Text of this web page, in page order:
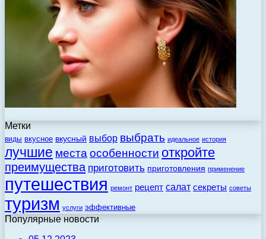
Метки
виды вкусное вкусный выбор выбрать идеальное история
лучшие места особенности откройте
преимущества приготовить приготовления применение
путешествия ремонт рецепт салат секреты советы
туризм услуги эффективные
Популярные новости